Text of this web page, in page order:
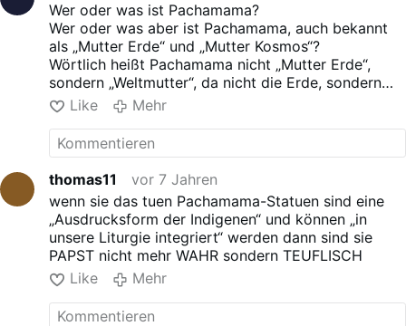
Wer oder was ist Pachamama?
Wer oder was aber ist Pachamama, auch bekannt
als „Mutter Erde“ und „Mutter Kosmos“?
Wörtlich heißt Pachamama nicht „Mutter Erde“,
sondern „Weltmutter“, da nicht die Erde, sondern
die Welt dieser heidnischen Gottheit gemeint war.
Diese heidnische Erd- und Fruchtbarkeitsgottheit
findet sich unter verschiedenen Namen und
Ausprägungen in Lateinamerika. Pacha steht dabei
für Welt oder Kosmos und findet sich im Namen
mehrerer heidnischer Götter der vorkolumbischen
Völker (Pachamama, Ukhu Pacha, Kay Pacha,
Pachakamaq u.a.m.). Die Welten dieser Götter sind
miteinander verbunden.
Drachengott der Maya (keine Darstellung der
Drachengöttin Pachamama, von der keine
überliefert ist)
In der hochkulturlichen Ausformung der Inkas wird
Like Mehr
thomas11
vor 7 Jahren
wenn sie das tuen Pachamama-Statuen sind eine
„Ausdrucksform der Indigenen“ und können „in
unsere Liturgie integriert“ werden dann sind sie
PAPST nicht mehr WAHR sondern TEUFLISCH
Like
Mehr